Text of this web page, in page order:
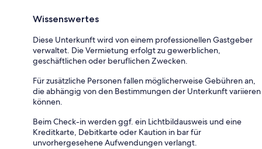
Wissenswertes
Diese Unterkunft wird von einem professionellen Gastgeber
verwaltet. Die Vermietung erfolgt zu gewerblichen,
geschäftlichen oder beruflichen Zwecken.
Für zusätzliche Personen fallen möglicherweise Gebühren an,
die abhängig von den Bestimmungen der Unterkunft variieren
können.
Beim Check-in werden ggf. ein Lichtbildausweis und eine
Kreditkarte, Debitkarte oder Kaution in bar für
unvorhergesehene Aufwendungen verlangt.